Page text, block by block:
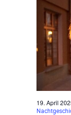
19. April